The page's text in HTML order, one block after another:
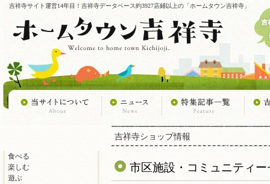
吉祥寺サイト運営14年目！吉祥寺データベース約3927店鋪以上の「ホームタウン吉祥寺」
食べる
楽しむ
遊ぶ
吉祥寺ショップ情報
市区施設・コミュニティ